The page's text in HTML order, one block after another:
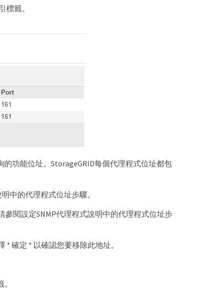
籤。
功能位址。StorageGRID每個代理程式位址都包
中的代理程式位址步驟。
閱設定SNMP代理程式說明中的代理程式位址步
確定 * 以確認您要移除此地址。